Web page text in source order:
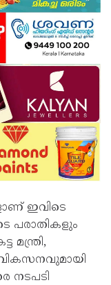
ഇവിടെ
പരാതികളും
നടപടി